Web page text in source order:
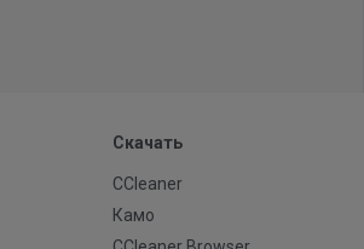
Скачать
CCleaner
Камо